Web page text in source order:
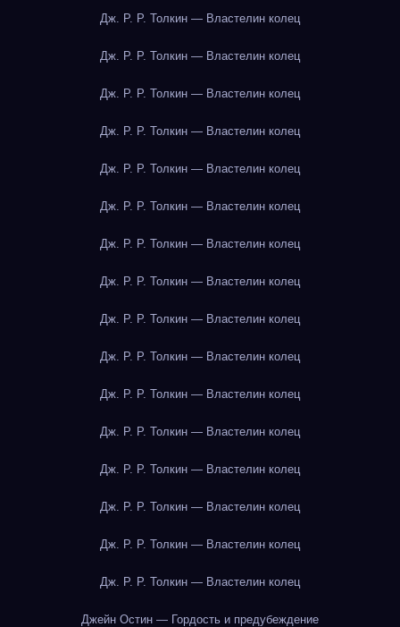
Дж. Р. Р. Толкин — Властелин колец
Дж. Р. Р. Толкин — Властелин колец
Дж. Р. Р. Толкин — Властелин колец
Дж. Р. Р. Толкин — Властелин колец
Дж. Р. Р. Толкин — Властелин колец
Дж. Р. Р. Толкин — Властелин колец
Дж. Р. Р. Толкин — Властелин колец
Дж. Р. Р. Толкин — Властелин колец
Дж. Р. Р. Толкин — Властелин колец
Дж. Р. Р. Толкин — Властелин колец
Дж. Р. Р. Толкин — Властелин колец
Дж. Р. Р. Толкин — Властелин колец
Дж. Р. Р. Толкин — Властелин колец
Дж. Р. Р. Толкин — Властелин колец
Дж. Р. Р. Толкин — Властелин колец
Дж. Р. Р. Толкин — Властелин колец
Джейн Остин — Гордость и предубеждение